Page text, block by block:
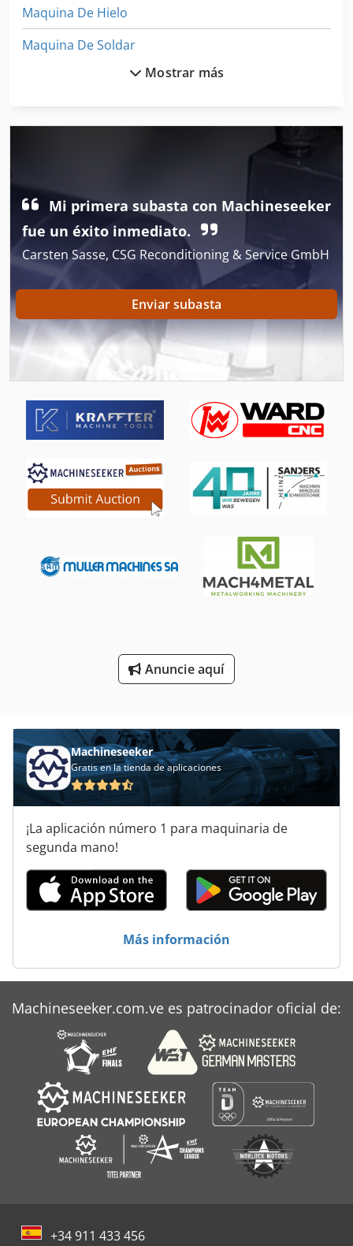
Maquina De Hielo
Maquina De Soldar
Maquinas Corte De Vidrios
Máquina De Carpintería
Máquina De Envasado De Mantequilla
Máquina De Forja
Máquina De Fundición
Máquina De La Carpintería
Máquina De La Molinería
Máquina De Materia Textil
Máquina De Sellado
Máquina De Sellado Puede
Máquina De Soldadura
Máquina De Troquelado
Rodillos De Laminación
Mostrar más
Mi primera subasta con Machineseeker
fue un éxito inmediato.
Carsten Sasse, CSG Reconditioning & Service GmbH
Enviar subasta
Anuncie aquí
Machineseeker
Gratis en la tienda de aplicaciones
¡La aplicación número 1 para maquinaria de
segunda mano!
Más información
Machineseeker.com.ve es patrocinador oficial de:
+34 911 433 456